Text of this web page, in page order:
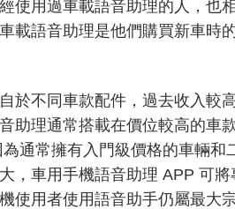
使用過車載語音助理的人，也
載語音助理是他們購買新車時
於不同車款配件，過去收入較
助理通常搭載在價位較高的車
通常擁有入門級價格的車輛
，車用手機語音助理 APP 可
使用者使用語音助手仍屬最大